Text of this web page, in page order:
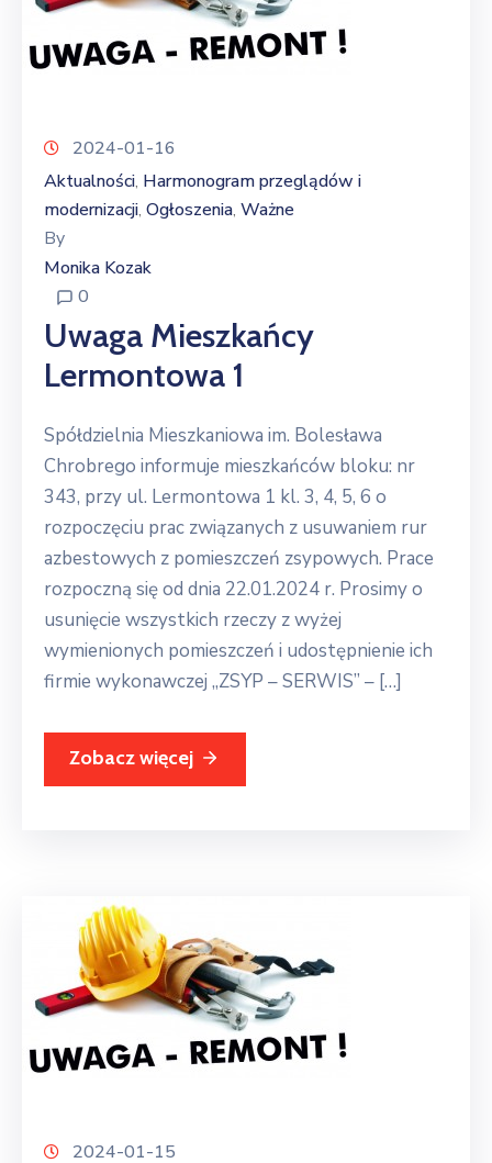
2024-01-16
Aktualności‚ Harmonogram przeglądów i
modernizacji‚ Ogłoszenia‚ Ważne
By
Monika Kozak
0
Uwaga Mieszkańcy
Lermontowa 1
Spółdzielnia Mieszkaniowa im. Bolesława
Chrobrego informuje mieszkańców bloku: nr
343, przy ul. Lermontowa 1 kl. 3, 4, 5, 6 o
rozpoczęciu prac związanych z usuwaniem rur
azbestowych z pomieszczeń zsypowych. Prace
rozpoczną się od dnia 22.01.2024 r. Prosimy o
usunięcie wszystkich rzeczy z wyżej
wymienionych pomieszczeń i udostępnienie ich
firmie wykonawczej ,,ZSYP – SERWIS” – […]
Zobacz więcej
2024-01-15